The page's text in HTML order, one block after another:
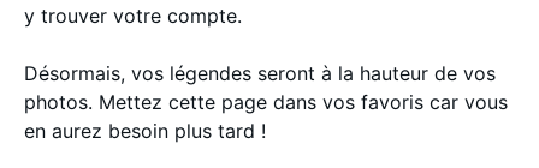
y trouver votre compte.
Désormais, vos légendes seront à la hauteur de vos
photos. Mettez cette page dans vos favoris car vous
en aurez besoin plus tard !